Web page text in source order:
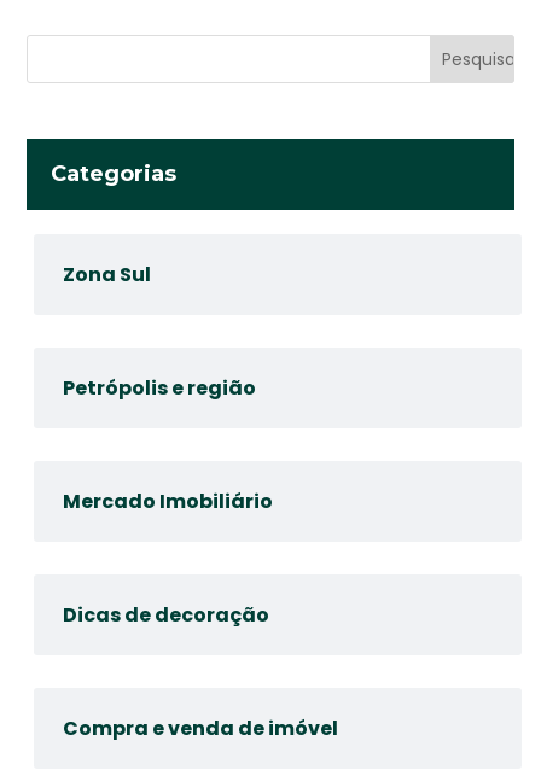
Categorias
Zona Sul
Petrópolis e região
Mercado Imobiliário
Dicas de decoração
Compra e venda de imóvel